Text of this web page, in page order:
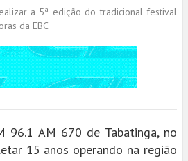
a 5ª edição do tradicional festival
da EBC
96.1 AM 670 de Tabatinga, no
15 anos operando na região